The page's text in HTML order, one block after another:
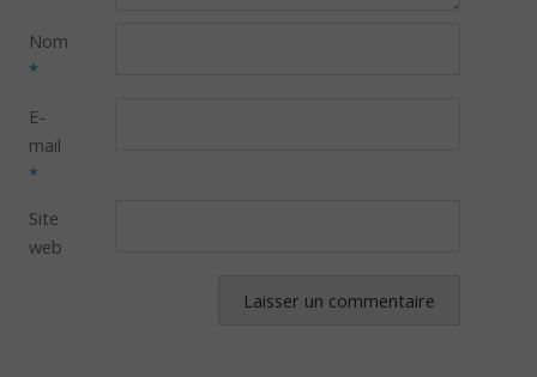
Nom
*
E-
mail
*
Site
web